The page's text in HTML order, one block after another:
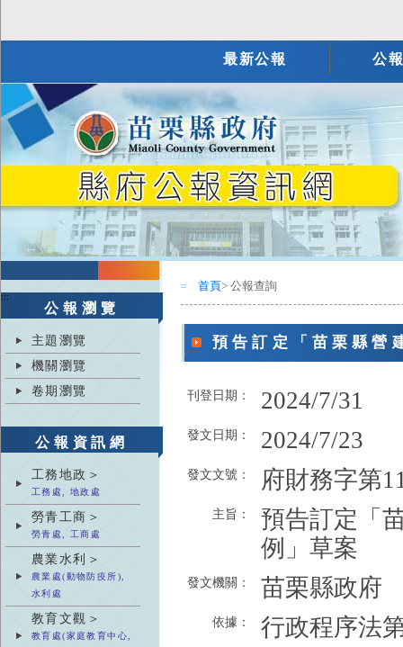
最新公報 公
:::
公報瀏覽
主題瀏覽
機關瀏覽
卷期瀏覽
公報資訊網
工務地政＞
工務處, 地政處
勞青工商＞
勞青處, 工商處
農業水利＞
農業處(動物防疫所),
水利處
教育文觀＞
教育處(家庭教育中心,
::: 首頁> 公報查詢
預告訂定「苗栗縣營
刊登日期： 2024/7/31
發文日期： 2024/7/23
發文文號： 府財務字第
主旨：
預告訂定「
例」草案
發文機關： 苗栗縣政府
依據： 行政程序法